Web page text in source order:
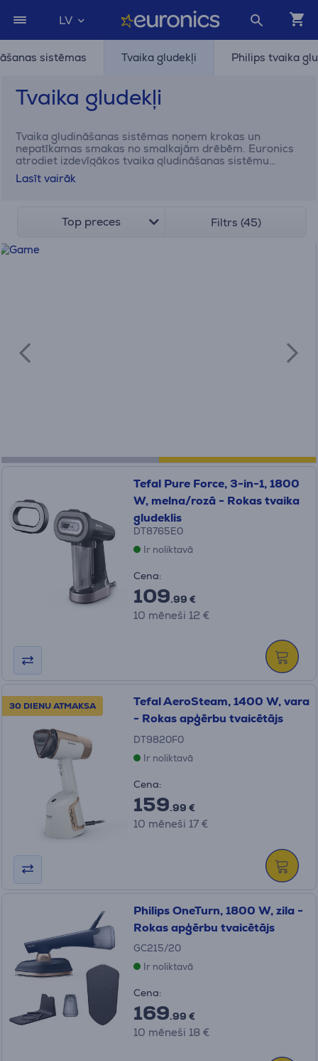
LV
sistēmas Tvaika gludekļi Philips tvaika
Tvaika gludekļi
Tvaika gludināšanas sistēmas noņem krokas un
nepatīkamas smakas no smalkajām drēbēm. Euronics
atrodiet izdevīgākos tvaika gludināšanas sistēmu
piedāvājumus!
Lasīt vairāk
Top preces Filtrs (45)
Tefal Pure Force, 3-in-1, 1800
W, melna/rozā - Rokas tvaika
gludeklis
DT8765E0
Ir noliktavā
Cena:
109.99 €
10 mēneši 12 €
30 DIENU ATMAKSA
Tefal AeroSteam, 1400 W, vara
- Rokas apģērbu tvaicētājs
DT9820F0
Ir noliktavā
Cena:
159.99 €
10 mēneši 17 €
Philips OneTurn, 1800 W, zila -
Rokas apģērbu tvaicētājs
GC215/20
Ir noliktavā
Cena:
169.99 €
10 mēneši 18 €